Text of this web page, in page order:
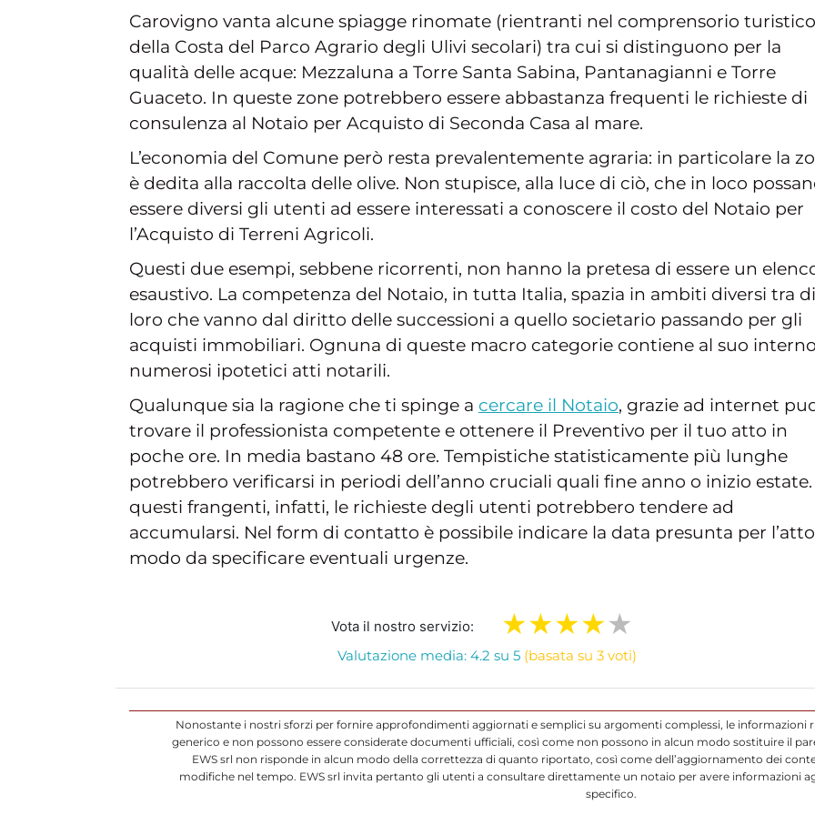
Carovigno vanta alcune spiagge rinomate (rientranti nel comprensorio turistico
della Costa del Parco Agrario degli Ulivi secolari) tra cui si distinguono per la
qualità delle acque: Mezzaluna a Torre Santa Sabina, Pantanagianni e Torre
Guaceto. In queste zone potrebbero essere abbastanza frequenti le richieste di
consulenza al Notaio per Acquisto di Seconda Casa al mare.
L’economia del Comune però resta prevalentemente agraria: in particolare la
è dedita alla raccolta delle olive. Non stupisce, alla luce di ciò, che in loco
essere diversi gli utenti ad essere interessati a conoscere il costo del Notaio per
l’Acquisto di Terreni Agricoli.
Questi due esempi, sebbene ricorrenti, non hanno la pretesa di essere un
esaustivo. La competenza del Notaio, in tutta Italia, spazia in ambiti diversi tra di
loro che vanno dal diritto delle successioni a quello societario passando per gli
acquisti immobiliari. Ognuna di queste macro categorie contiene al suo
numerosi ipotetici atti notarili.
Qualunque sia la ragione che ti spinge a cercare il Notaio, grazie ad internet
trovare il professionista competente e ottenere il Preventivo per il tuo atto in
poche ore. In media bastano 48 ore. Tempistiche statisticamente più lunghe
potrebbero verificarsi in periodi dell’anno cruciali quali fine anno o inizio
questi frangenti, infatti, le richieste degli utenti potrebbero tendere ad
accumularsi. Nel form di contatto è possibile indicare la data presunta per
modo da specificare eventuali urgenze.
Vota il nostro servizio:
Valutazione media: 4.2 su 5 (basata su 3 voti)
Nonostante i nostri sforzi per fornire approfondimenti aggiornati e semplici su argomenti complessi, le informazioni
generico e non possono essere considerate documenti ufficiali, così come non possono in alcun modo sostituire il
EWS srl non risponde in alcun modo della correttezza di quanto riportato, così come dell’aggiornamento dei
modifiche nel tempo. EWS srl invita pertanto gli utenti a consultare direttamente un notaio per avere informazioni
specifico.